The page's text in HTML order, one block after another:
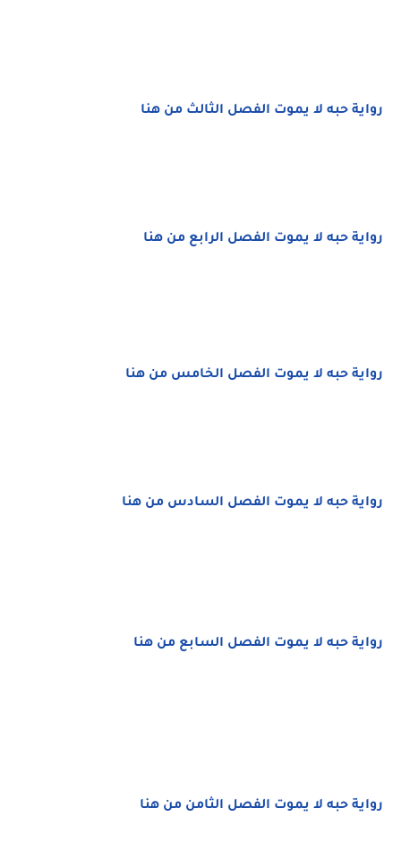
رواية حبه لا يموت الفصل الثالث من هنا
رواية حبه لا يموت الفصل الرابع من هنا
رواية حبه لا يموت الفصل الخامس من هنا
رواية حبه لا يموت الفصل السادس من هنا
رواية حبه لا يموت الفصل السابع من هنا
رواية حبه لا يموت الفصل الثامن من هنا